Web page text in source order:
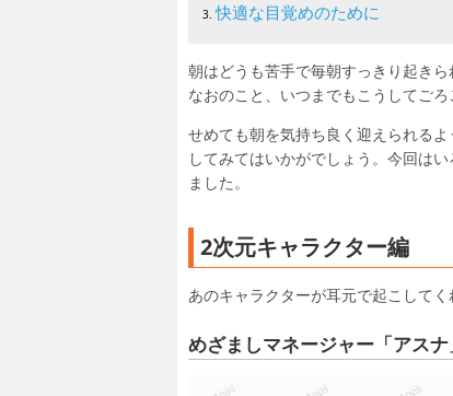
快適な目覚めのために
朝はどうも苦手で毎朝すっきり起き
なおのこと、いつまでもこうしてご
せめても朝を気持ち良く迎えられる
してみてはいかがでしょう。今回は
ました。
2次元キャラクター編
あのキャラクターが耳元で起こしてく
めざましマネージャー「アスナ